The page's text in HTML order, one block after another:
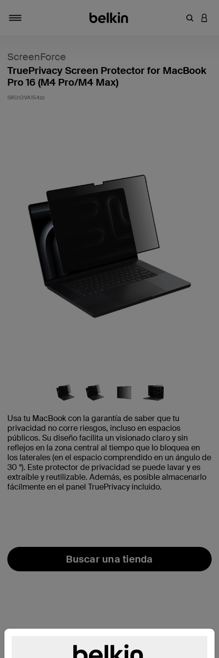
ScreenForce
TruePrivacy Screen Protector for MacBook
Pro 16 (M4 Pro/M4 Max)
SKU:OVA154zz
Usa tu MacBook con la garantía de saber que tu
privacidad no corre riesgos, incluso en espacios
públicos. Su diseño facilita un visionado claro y sin
reflejos en la zona central al tiempo que lo bloquea en
los laterales (en el espacio comprendido en un ángulo de
30 °). Este protector de privacidad se puede lavar y es
extraíble y reutilizable. Además, es posible almacenarlo
fácilmente en el panel TruePrivacy incluido.
Buscar una tienda